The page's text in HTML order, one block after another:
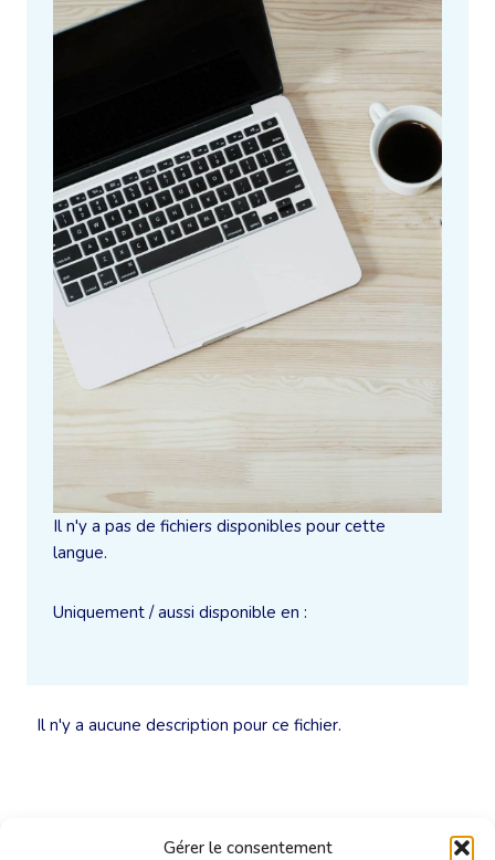
Gérer le consentement
Il n'y a aucune description pour ce fichier.
Il n'y a pas de fichiers disponibles pour cette
langue.
Uniquement / aussi disponible en :